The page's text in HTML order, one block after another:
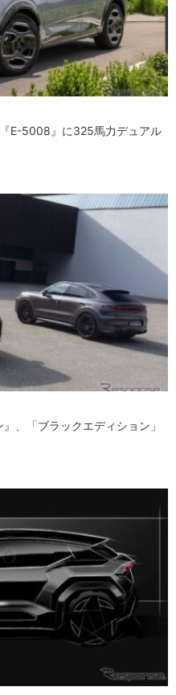
E-5008』に325馬力デュアル
、「ブラックエディション」